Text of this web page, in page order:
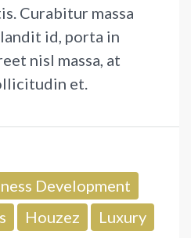
Curabitur massa
id, porta in
nisl massa, at
et.
Development
Houzez
Luxury